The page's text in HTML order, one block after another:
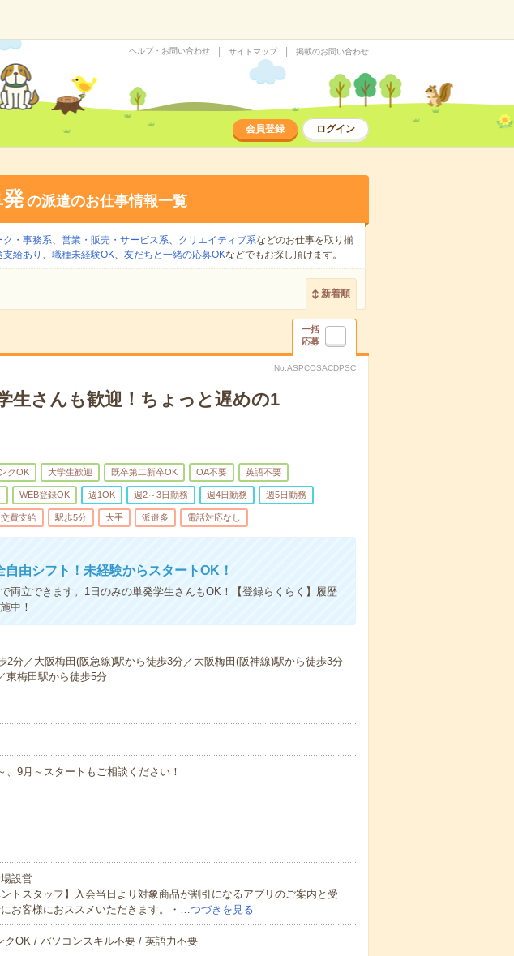
ヘルプ・お問い合わせ サイトマップ 掲載のお問い合わせ
会員登録 ログイン
の派遣のお仕事情報一覧
ク・事務系、 営業・販売・サービス系、 クリエイティブ系などのお仕事を取り揃
給あり 、 職種未経験OK、 友だちと一緒の応募OKなどでもお探し頂けます。
新着順
一括
応募
No.ASPCOSACDPSC
生さんも歓迎！ちょっと遅めの1
クOK 大学生歓迎 既卒第二新卒OK OA不要 英語不要
WEB登録OK 週1OK 週2～3日勤務 週4日勤務 週5日勤務
交費支給 駅歩5分 大手 派遣多 電話対応なし
由シフト！未経験からスタートOK！
両立できます。1日のみの単発学生さんもOK！【登録らくらく】履歴
中！
2分／大阪梅田(阪急線)駅から徒歩3分／大阪梅田(阪神線)駅から徒歩3分
東梅田駅から徒歩5分
9月～スタートもご相談ください！
設営
ントスタッフ】入会当日より対象商品が割引になるアプリのご案内と受
お客様におススメいただきます。・…つづきを見る
クOK / パソコンスキル不要 / 英語力不要